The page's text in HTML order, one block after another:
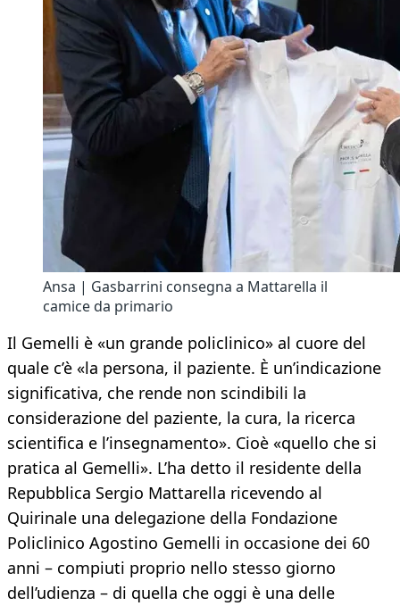
Ansa | Gasbarrini consegna a Mattarella il
camice da primario
Il Gemelli è «un grande policlinico» al cuore del
quale c’è «la persona, il paziente. È un’indicazione
significativa, che rende non scindibili la
considerazione del paziente, la cura, la ricerca
scientifica e l’insegnamento». Cioè «quello che si
pratica al Gemelli». L’ha detto il residente della
Repubblica Sergio Mattarella ricevendo al
Quirinale una delegazione della Fondazione
Policlinico Agostino Gemelli in occasione dei 60
anni – compiuti proprio nello stesso giorno
dell’udienza – di quella che oggi è una delle